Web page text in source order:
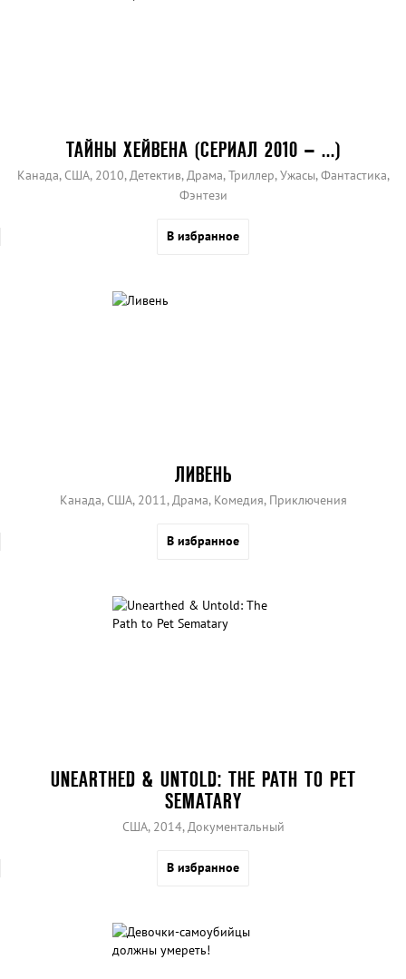
ТАЙНЫ ХЕЙВЕНА (СЕРИАЛ 2010 – ...)
Канада, США, 2010, Детектив, Драма, Триллер, Ужасы, Фантастика,
Фэнтези
В избранное
ЛИВЕНЬ
Канада, США, 2011, Драма, Комедия, Приключения
В избранное
UNEARTHED & UNTOLD: THE PATH TO PET
SEMATARY
США, 2014, Документальный
В избранное